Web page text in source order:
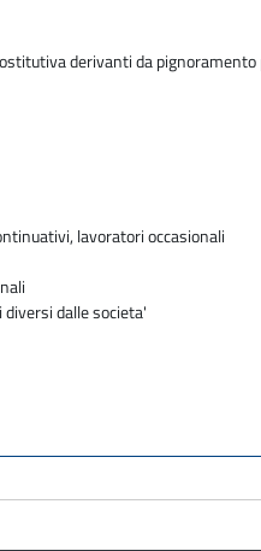
derivanti da
lavoratori occasionali
diversi dalle societa'